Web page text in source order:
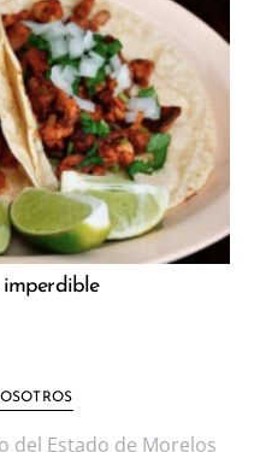
imperdible
del Estado de Morelos